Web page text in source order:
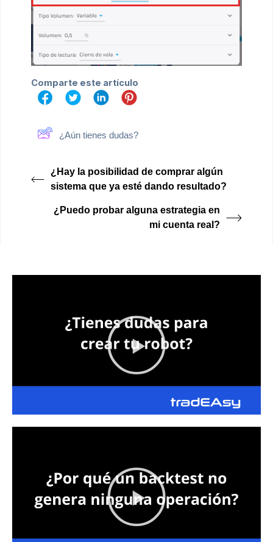
Comparte este artículo
¿Aún tienes dudas?
¿Hay la posibilidad de comprar algún
sistema que ya esté dando resultado?
¿Puedo probar alguna estrategia en
mi cuenta real?